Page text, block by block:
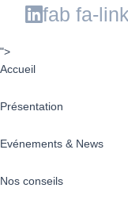
fab fa-
">
Accueil
Présentation
Evénements & News
Nos conseils